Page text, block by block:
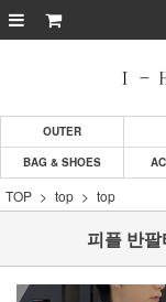
OUTER
BAG & SHOES
TOP top top
피플 반